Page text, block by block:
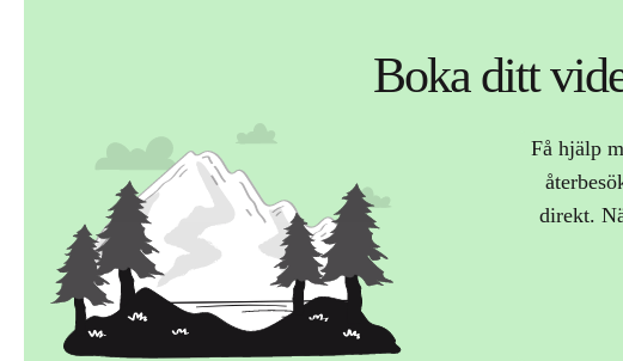
Boka ditt
Få hjälp
direkt.